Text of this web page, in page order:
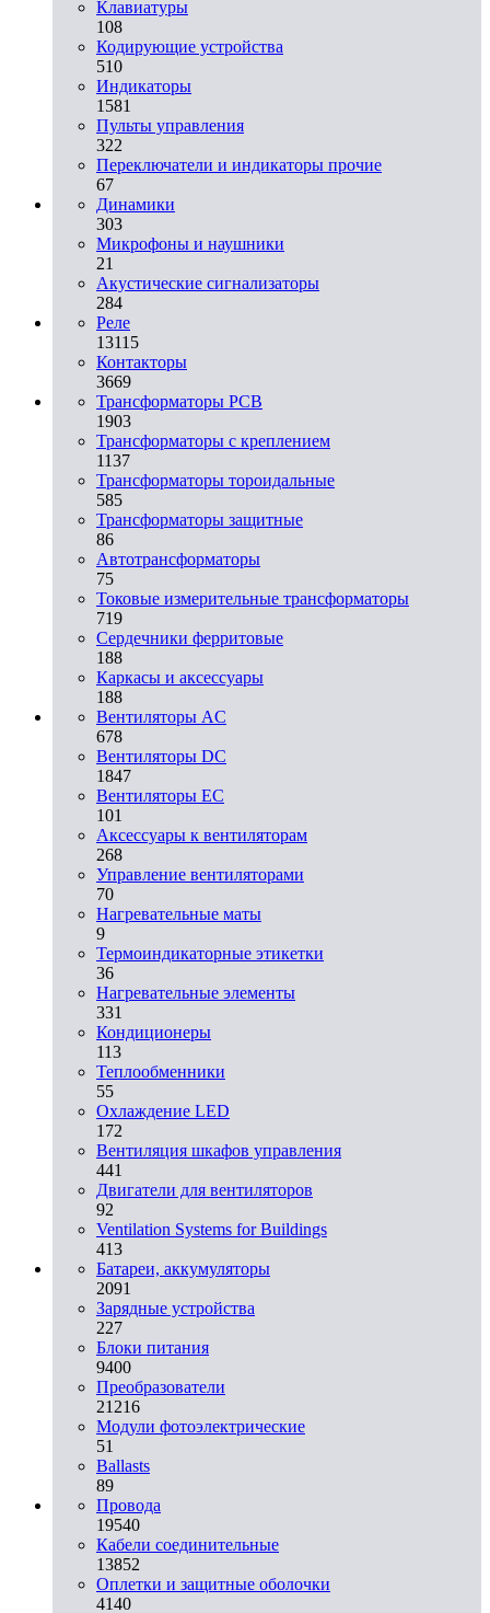
Клавиатуры
108
Кодирующие устройства
510
Индикаторы
1581
Пульты управления
322
Переключатели и индикаторы прочие
67
Динамики
303
Микрофоны и наушники
21
Акустические сигнализаторы
284
Реле
13115
Контакторы
3669
Трансформаторы PCB
1903
Трансформаторы с креплением
1137
Трансформаторы тороидальные
585
Трансформаторы защитные
86
Автотрансформаторы
75
Токовые измерительные трансформаторы
719
Сердечники ферритовые
188
Каркасы и аксессуары
188
Вентиляторы AC
678
Вентиляторы DC
1847
Вентиляторы EC
101
Аксессуары к вентиляторам
268
Управление вентиляторами
70
Нагревательные маты
9
Термоиндикаторные этикетки
36
Нагревательные элементы
331
Кондиционеры
113
Теплообменники
55
Охлаждение LED
172
Вентиляция шкафов управления
441
Двигатели для вентиляторов
92
Ventilation Systems for Buildings
413
Батареи, аккумуляторы
2091
Зарядные устройства
227
Блоки питания
9400
Преобразователи
21216
Модули фотоэлектрические
51
Ballasts
89
Провода
19540
Кабели соединительные
13852
Оплетки и защитные оболочки
4140